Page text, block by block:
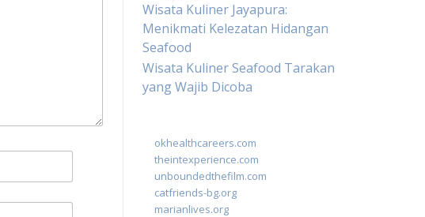
Wisata Kuliner Jayapura:
Menikmati Kelezatan Hidangan
Seafood
Wisata Kuliner Seafood Tarakan
yang Wajib Dicoba
okhealthcareers.com
theintexperience.com
unboundedthefilm.com
catfriends-bg.org
marianlives.org